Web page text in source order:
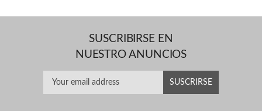
SUSCRIBIRSE EN
NUESTRO ANUNCIOS